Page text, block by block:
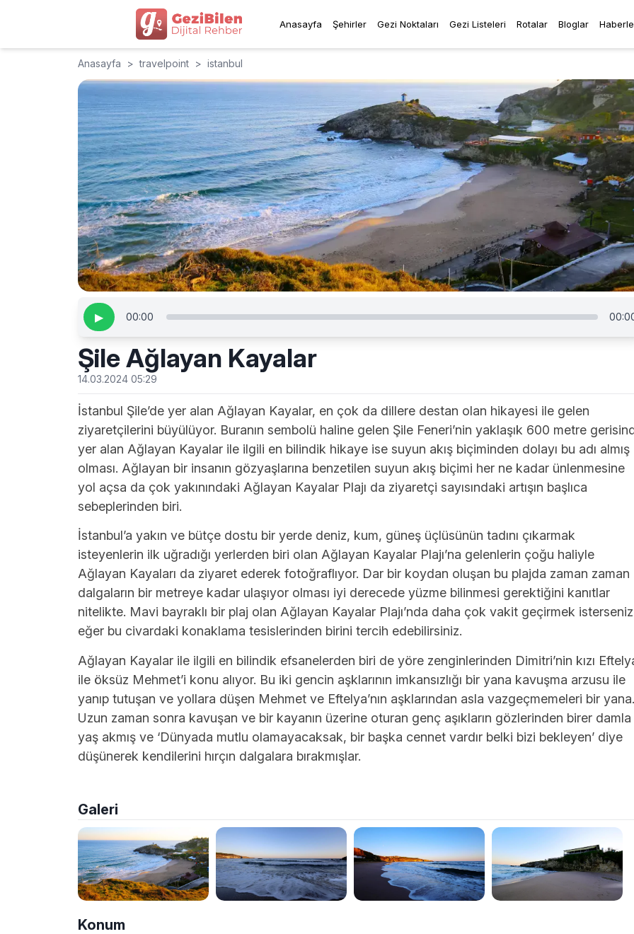
Anasayfa Şehirler Gezi Noktaları Gezi Listeleri Rotalar Bloglar
Anasayfa > travelpoint > istanbul
▶ 00:00
Şile Ağlayan Kayalar
14.03.2024 05:29
İstanbul Şile’de yer alan Ağlayan Kayalar, en çok da dillere destan olan hikayesi ile gelen
ziyaretçilerini büyülüyor. Buranın sembolü haline gelen Şile Feneri’nin yaklaşık 600 metre
yer alan Ağlayan Kayalar ile ilgili en bilindik hikaye ise suyun akış biçiminden dolayı bu adı almış
olması. Ağlayan bir insanın gözyaşlarına benzetilen suyun akış biçimi her ne kadar ünlenmesine
yol açsa da çok yakınındaki Ağlayan Kayalar Plajı da ziyaretçi sayısındaki artışın başlıca
sebeplerinden biri.
İstanbul’a yakın ve bütçe dostu bir yerde deniz, kum, güneş üçlüsünün tadını çıkarmak
isteyenlerin ilk uğradığı yerlerden biri olan Ağlayan Kayalar Plajı’na gelenlerin çoğu haliyle
Ağlayan Kayaları da ziyaret ederek fotoğraflıyor. Dar bir koydan oluşan bu plajda zaman zaman
dalgaların bir metreye kadar ulaşıyor olması iyi derecede yüzme bilinmesi gerektiğini kanıtlar
nitelikte. Mavi bayraklı bir plaj olan Ağlayan Kayalar Plajı’nda daha çok vakit geçirmek isterseniz
eğer bu civardaki konaklama tesislerinden birini tercih edebilirsiniz.
Ağlayan Kayalar ile ilgili en bilindik efsanelerden biri de yöre zenginlerinden Dimitri’nin kızı
ile öksüz Mehmet’i konu alıyor. Bu iki gencin aşklarının imkansızlığı bir yana kavuşma arzusu ile
yanıp tutuşan ve yollara düşen Mehmet ve Eftelya’nın aşklarından asla vazgeçmemeleri bir
Uzun zaman sonra kavuşan ve bir kayanın üzerine oturan genç aşıkların gözlerinden birer damla
yaş akmış ve ‘Dünyada mutlu olamayacaksak, bir başka cennet vardır belki bizi bekleyen’ diye
düşünerek kendilerini hırçın dalgalara bırakmışlar.
Galeri
Konum